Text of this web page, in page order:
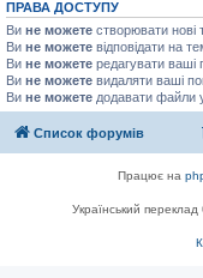
ПРАВА ДОСТУПУ
Ви не можете створювати
Ви не можете відповідати на
Ви не можете редагувати
Ви не можете видаляти ваші
Ви не можете додавати файли
Список форумів
Працює на
Український